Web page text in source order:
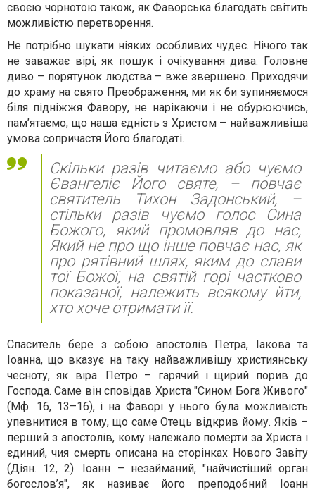
своєю чорнотою також, як Фаворська благодать світить
можливістю перетворення.
Не потрібно шукати ніяких особливих чудес. Нічого так
не заважає вірі, як пошук і очікування дива. Головне
диво – порятунок людства – вже звершено. Приходячи
до храму на свято Преображення, ми як би зупиняємося
біля підніжжя Фавору, не нарікаючи і не обурюючись,
пам’ятаємо, що наша єдність з Христом – найважливіша
умова сопричастя Його благодаті.
Скільки разів читаємо або чуємо
Євангеліє Його святе, – повчає
святитель Тихон Задонський, –
стільки разів чуємо голос Сина
Божого, який промовляв до нас,
Який не про що інше повчає нас, як
про рятівний шлях, яким до слави
тої Божої, на святій горі частково
показаної, належить всякому йти,
хто хоче отримати її.
Спаситель бере з собою апостолів Петра, Іакова та
Іоанна, що вказує на таку найважливішу християнську
чесноту, як віра. Петро – гарячий і щирий порив до
Господа. Саме він сповідав Христа "Сином Бога Живого"
(Мф. 16, 13–16), і на Фаворі у нього була можливість
упевнитися в тому, що саме Отець відкрив йому. Яків –
перший з апостолів, кому належало померти за Христа і
єдиний, чия смерть описана на сторінках Нового Завіту
(Діян. 12, 2). Іоанн – незайманий, "найчистіший орган
богослов’я", як називає його преподобний Іоанн